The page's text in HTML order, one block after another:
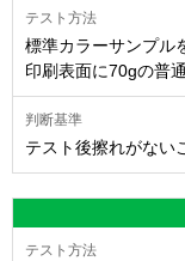
標準カラーサンプル
印刷表面に70gの普
テスト後擦れがない